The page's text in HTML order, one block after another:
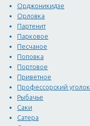
Орджоникидзе
Орловка
Партенит
Парковое
Песчаное
Поповка
Портовое
Приветное
Профессорский уголок
Рыбачье
Саки
Сатера